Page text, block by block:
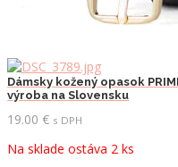
Dámsky kožený opasok
výroba na Slovensku
19.00 € s DPH
Na sklade ostáva 2 ks